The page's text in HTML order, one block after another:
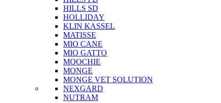
HILLS SD
HOLLIDAY
KLIN KASSEL
MATISSE
MIO CANE
MIO GATTO
MOOCHIE
MONGE
MONGE VET SOLUTION
NEXGARD
NUTRAM